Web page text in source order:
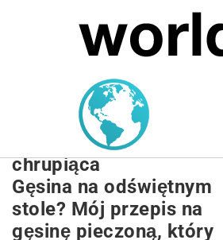
MARIUSZ ŁAMAGA 27.09.2025
Przepis na gęsinę
pieczoną: Idealna gęsina
na święta – soczysta i
chrupiąca
Gęsina na odświętnym
stole? Mój przepis na
gęsinę pieczoną, który